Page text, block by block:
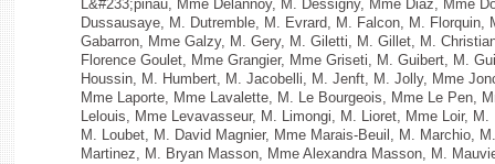
L&#233;pinau, Mme Delannoy, M. Dessigny, Mme Diaz, Mme
Dussausaye, M. Dutremble, M. Evrard, M. Falcon, M. Florquin,
Gabarron, Mme Galzy, M. Gery, M. Giletti, M. Gillet, M.
Florence Goulet, Mme Grangier, Mme Griseti, M. Guibert, M.
Houssin, M. Humbert, M. Jacobelli, M. Jenft, M. Jolly, Mme
Mme Laporte, Mme Lavalette, M. Le Bourgeois, Mme Le Pen,
Lelouis, Mme Levavasseur, M. Limongi, M. Lioret, Mme Loir,
M. Loubet, M. David Magnier, Mme Marais-Beuil, M. Marchio,
Martinez, M. Bryan Masson, Mme Alexandra Masson, M.